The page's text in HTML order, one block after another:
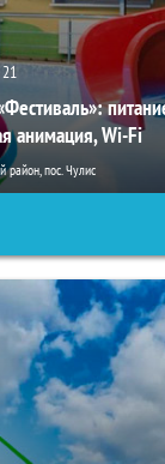
21
анимация, Wi-Fi
район, пос. Чулис